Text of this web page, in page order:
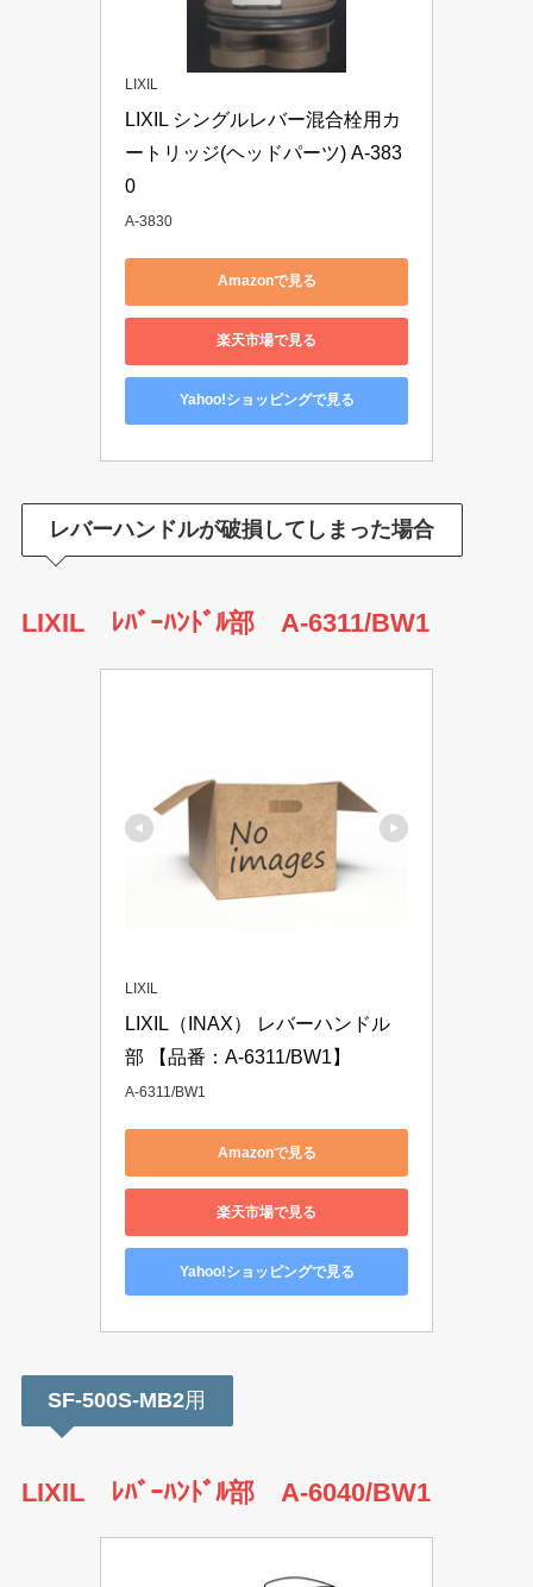
LIXIL
LIXIL シングルレバー混合栓用カ
ートリッジ(ヘッドパーツ) A-383
0
A-3830
Amazonで見る
楽天市場で見る
Yahoo!ショッピングで見る
レバーハンドルが破損してしまった場合
LIXIL ﾚﾊﾞｰﾊﾝﾄﾞﾙ部 A-6311/BW1
LIXIL
LIXIL（INAX） レバーハンドル
部 【品番：A-6311/BW1】
A-6311/BW1
Amazonで見る
楽天市場で見る
Yahoo!ショッピングで見る
SF-500S-MB2用
LIXIL ﾚﾊﾞｰﾊﾝﾄﾞﾙ部 A-6040/BW1